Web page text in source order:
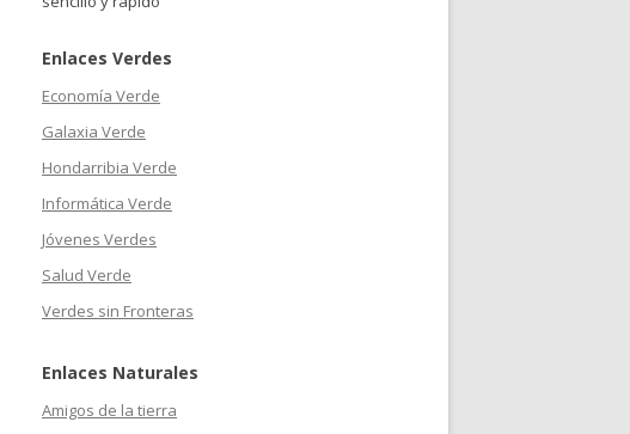
Enlaces Verdes
Economía Verde
Galaxia Verde
Hondarribia Verde
Informática Verde
Jóvenes Verdes
Salud Verde
Verdes sin Fronteras
Enlaces Naturales
Amigos de la tierra